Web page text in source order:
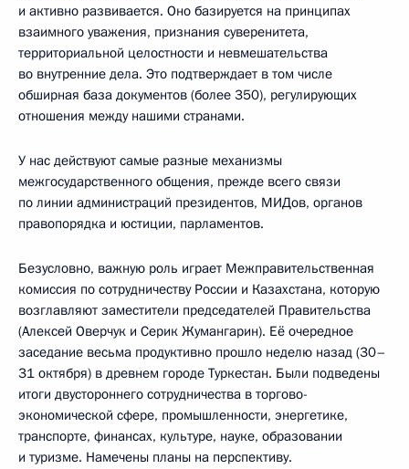
и активно развивается. Оно базируется на принципах
взаимного уважения, признания суверенитета,
территориальной целостности и невмешательства
во внутренние дела. Это подтверждает в том числе
обширная база документов (более 350), регулирующих
отношения между нашими странами.
У нас действуют самые разные механизмы
межгосударственного общения, прежде всего связи
по линии администраций президентов, МИДов, органов
правопорядка и юстиции, парламентов.
Безусловно, важную роль играет Межправительственная
комиссия по сотрудничеству России и Казахстана, которую
возглавляют заместители председателей Правительства
(Алексей Оверчук и Серик Жумангарин). Её очередное
заседание весьма продуктивно прошло неделю назад (30–
31 октября) в древнем городе Туркестан. Были подведены
итоги двустороннего сотрудничества в торгово-
экономической сфере, промышленности, энергетике,
транспорте, финансах, культуре, науке, образовании
и туризме. Намечены планы на перспективу.